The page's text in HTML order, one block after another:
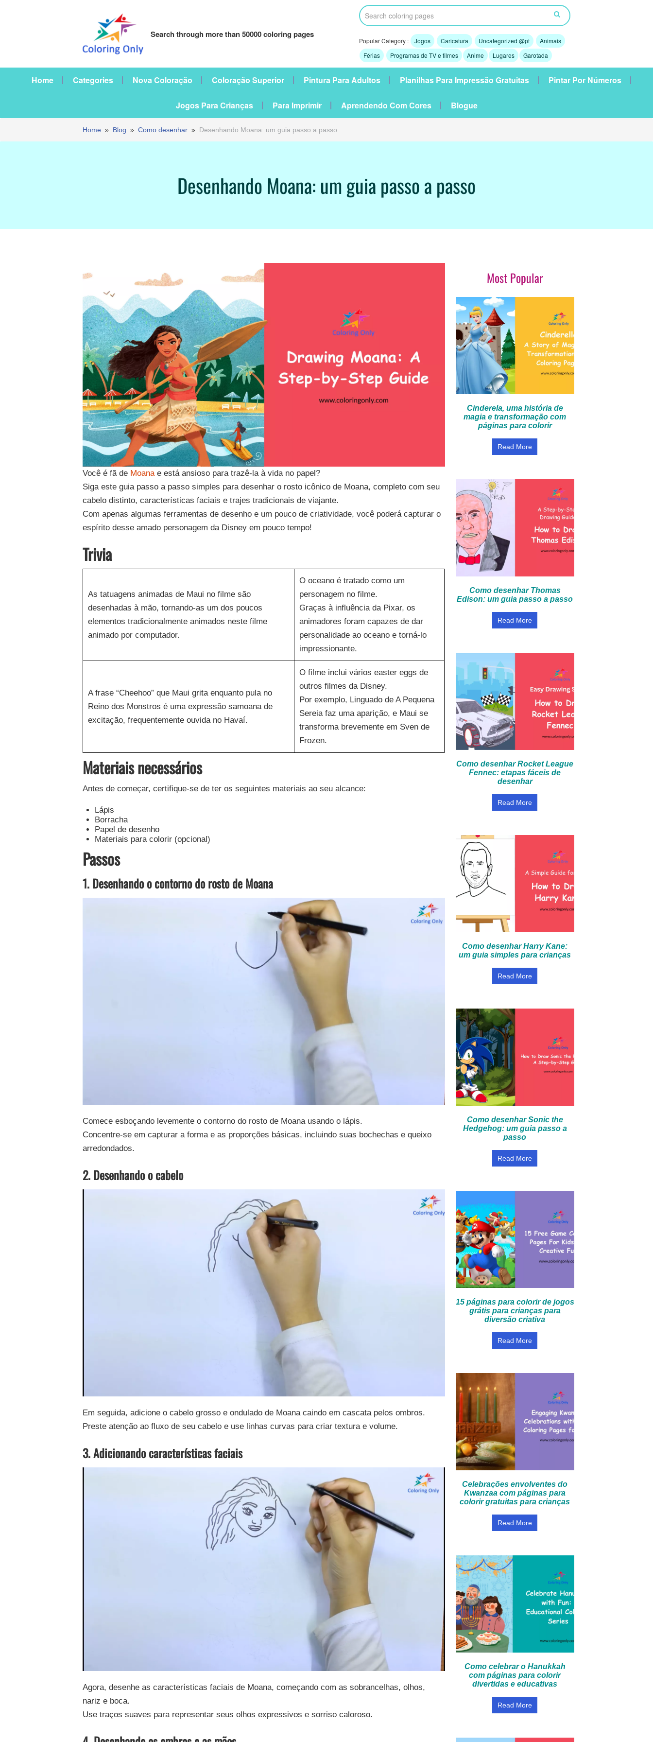
Search through more than 50000 coloring pages
Popular Category : Jogos Caricatura Uncategorized @pt
Animais
Férias
Programas de TV e filmes Anime Lugares Garotada
Home Categories Nova Coloração Coloração Superior Pintura Para Adultos Planilhas Para Impressão Gratuitas Pintar Por Números
Jogos Para Crianças Para Imprimir Aprendendo Com Cores Blogue
Home » Blog » Como desenhar » Desenhando Moana: um guia passo a passo
Desenhando Moana: um guia passo a passo
Você é fã de Moanae está ansioso para trazê-la à vida no papel?
Siga este guia passo a passo simples para desenhar o rosto icônico de Moana, completo com seu
cabelo distinto, características faciais e trajes tradicionais de viajante.
Com apenas algumas ferramentas de desenho e um pouco de criatividade, você poderá capturar o
espírito desse amado personagem da Disney em pouco tempo!
Trivia
As tatuagens animadas de Maui no filme são
desenhadas à mão, tornando-as um dos poucos
elementos tradicionalmente animados neste filme
animado por computador.
O oceano é tratado como um
personagem no filme.
Graças à influência da Pixar, os
animadores foram capazes de dar
personalidade ao oceano e torná-lo
impressionante.
A frase “Cheehoo” que Maui grita enquanto pula no
Reino dos Monstros é uma expressão samoana de
excitação, frequentemente ouvida no Havaí.
O filme inclui vários easter eggs de
outros filmes da Disney.
Por exemplo, Linguado de A Pequena
Sereia faz uma aparição, e Maui se
transforma brevemente em Sven de
Frozen.
Materiais necessários
Antes de começar, certifique-se de ter os seguintes materiais ao seu alcance:
Lápis
Borracha
Papel de desenho
Materiais para colorir (opcional)
Passos
1. Desenhando o contorno do rosto de Moana
Comece esboçando levemente o contorno do rosto de Moana usando o lápis.
Concentre-se em capturar a forma e as proporções básicas, incluindo suas bochechas e queixo
arredondados.
2. Desenhando o cabelo
Em seguida, adicione o cabelo grosso e ondulado de Moana caindo em cascata pelos ombros.
Preste atenção ao fluxo de seu cabelo e use linhas curvas para criar textura e volume.
3. Adicionando características faciais
Agora, desenhe as características faciais de Moana, começando com as sobrancelhas, olhos,
nariz e boca.
Use traços suaves para representar seus olhos expressivos e sorriso caloroso.
Most Popular
Cinderela, uma história de
magia e transformação com
páginas para colorir
Read More
Como desenhar Thomas
Edison: um guia passo a passo
Read More
Como desenhar Rocket League
Fennec: etapas fáceis de
desenhar
Read More
Como desenhar Harry Kane:
um guia simples para crianças
Read More
Como desenhar Sonic the
Hedgehog: um guia passo a
passo
Read More
15 páginas para colorir de jogos
grátis para crianças para
diversão criativa
Read More
Celebrações envolventes do
Kwanzaa com páginas para
colorir gratuitas para crianças
Read More
Como celebrar o Hanukkah
com páginas para colorir
divertidas e educativas
Read More